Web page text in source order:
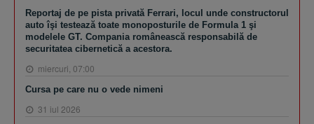
Reportaj de pe pista privată Ferrari, locul unde constructorul
auto îşi testează toate monoposturile de Formula 1 şi
modelele GT. Compania românească responsabilă de
securitatea cibernetică a acestora.
miercuri, 07:00
Cursa pe care nu o vede nimeni
31 iul 2026